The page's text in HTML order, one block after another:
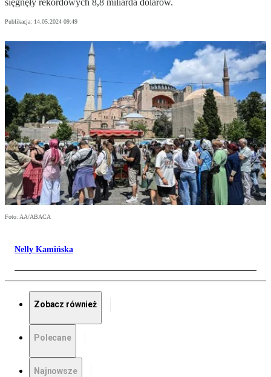
sięgnęły rekordowych 8,8 miliarda dolarów.
Publikacja: 14.05.2024 09:49
Foto: AA/ABACA
Nelly Kamińska
Zobacz również
Polecane
Najnowsze